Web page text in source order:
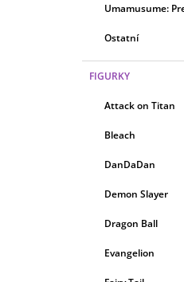
Umamusume:
Ostatní
FIGURKY
Attack on Titan
Bleach
DanDaDan
Demon Slayer
Dragon Ball
Evangelion